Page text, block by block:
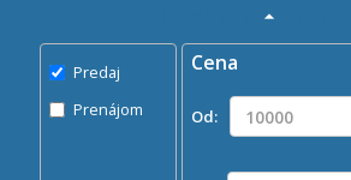
Predaj
Prenájom
Cena
Od: